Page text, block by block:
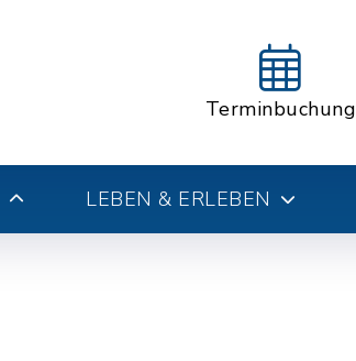
Terminbuchung
LEBEN & ERLEBEN